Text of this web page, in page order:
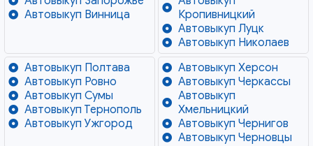
Автовыкуп Винница
Кропивницкий
Автовыкуп Луцк
Автовыкуп Николаев
Автовыкуп Полтава
Автовыкуп Ровно
Автовыкуп Сумы
Автовыкуп Тернополь
Автовыкуп Ужгород
Автовыкуп Херсон
Автовыкуп Черкассы
Автовыкуп
Хмельницкий
Автовыкуп Чернигов
Автовыкуп Черновцы